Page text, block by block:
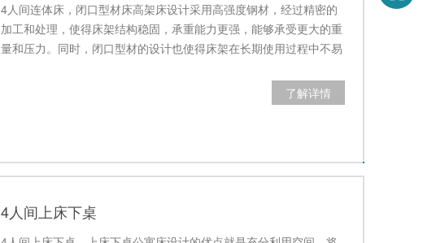
4人间连体床，闭口型材床高架床设计采用高强度钢材，经过精密的
加工和处理，使得床架结构稳固，承重能力更强，能够承受更大的重
量和压力。同时，闭口型材的设计也使得床架在长期使用过程中不易
了解详情
4人间上床下桌